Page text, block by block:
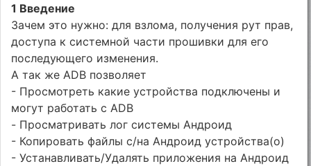
1 Введение
Зачем это нужно: для взлома, получения рут прав,
доступа к системной части прошивки для его
последующего изменения.
А так же ADB позволяет
- Просмотреть какие устройства подключены и
могут работать с ADB
- Просматривать лог системы Андроид
- Копировать файлы с/на Андроид устройства(о)
- Устанавливать/Удалять приложения на Андроид